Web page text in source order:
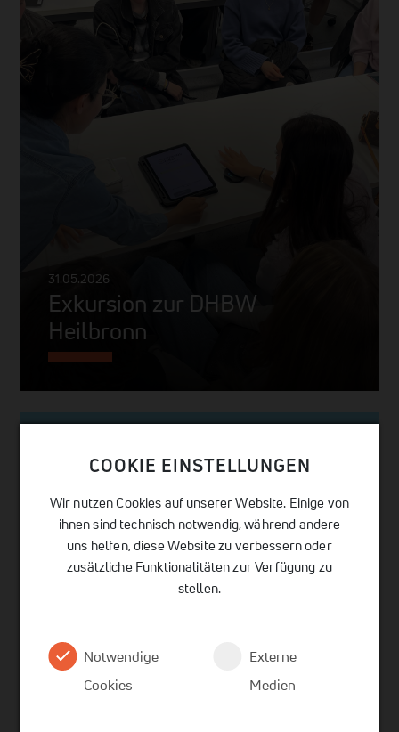
31.05.2026
Exkursion zur DHBW
Heilbronn
COOKIE EINSTELLUNGEN
Wir nutzen Cookies auf unserer Website. Einige von
ihnen sind technisch notwendig, während andere
uns helfen, diese Website zu verbessern oder
zusätzliche Funktionalitäten zur Verfügung zu
stellen.
Notwendige
Cookies
Externe
Medien